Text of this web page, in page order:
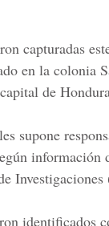
capturadas
en la colonia
de
supone
información
Investigaciones
identificados